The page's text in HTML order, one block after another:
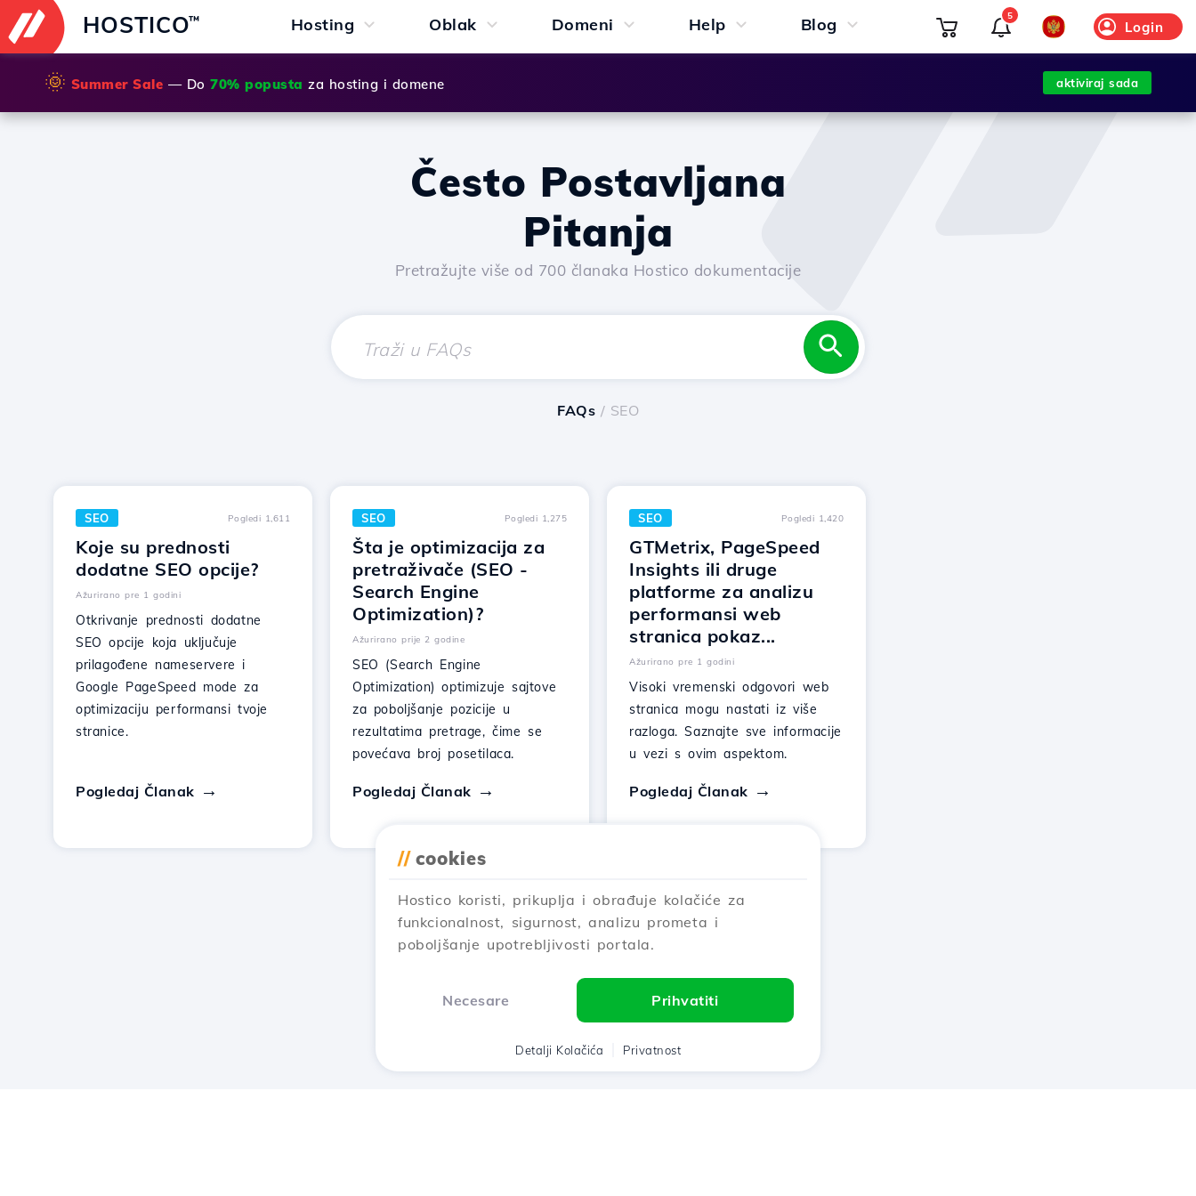
HOSTICO™ Hosting Oblak Domeni Help Blog Login
5
🌞 Summer Sale — Do 70% popusta za hosting i domene aktiviraj sada
Često Postavljana
Pitanja
Pretražujte više od 700 članaka Hostico dokumentacije
FAQs / SEO
SEO Pogledi 1,611
Koje su prednosti
dodatne SEO opcije?
Ažurirano pre 1 godini
Otkrivanje prednosti dodatne
SEO opcije koja uključuje
prilagođene nameservere i
Google PageSpeed mode za
optimizaciju performansi tvoje
stranice.
Pogledaj Članak
SEO Pogledi 1,275
Šta je optimizacija za
pretraživače (SEO -
Search Engine
Optimization)?
Ažurirano prije 2 godine
SEO (Search Engine
Optimization) optimizuje sajtove
za poboljšanje pozicije u
rezultatima pretrage, čime se
povećava broj posetilaca.
Pogledaj Članak
SEO Pogledi 1,420
GTMetrix, PageSpeed
Insights ili druge
platforme za analizu
performansi web
stranica pokaz...
Ažurirano pre 1 godini
Visoki vremenski odgovori web
stranica mogu nastati iz više
razloga. Saznajte sve informacije
u vezi s ovim aspektom.
Pogledaj Članak
// cookies
Hostico koristi, prikuplja i obrađuje kolačiće za
funkcionalnost, sigurnost, analizu prometa i
poboljšanje upotrebljivosti portala.
Necesare Prihvatiti
Detalji Kolačića Privatnost